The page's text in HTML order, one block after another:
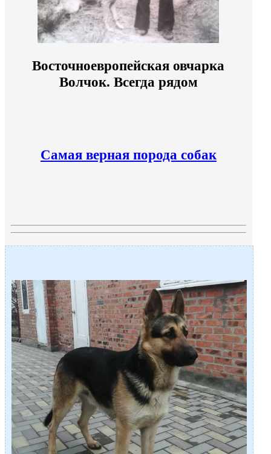
Восточноевропейская овчарка
Волчок. Всегда рядом
Самая верная порода собак